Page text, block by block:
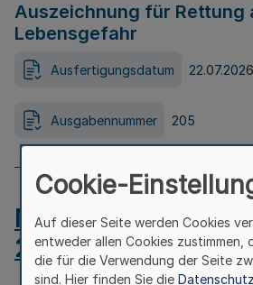
Auszeichnung für Rettung
Lebensgefahr
Ausfertigungsdatum 22.07.2026
Ausgabennummer 205
MB.NRW 2026 Nr.
24.07.2026
Cookie-
Auf dieser Seite werden Cookies
entweder allen Cookies zustimmen,
die für die Verwendung der Seite
sind. Hier finden Sie die